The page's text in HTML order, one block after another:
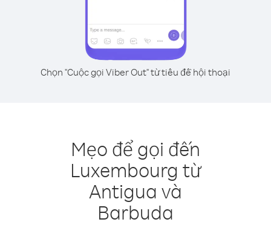
Chọn "Cuộc gọi Viber Out" từ tiêu đề hội thoại
Mẹo để gọi đến
Luxembourg từ
Antigua và
Barbuda